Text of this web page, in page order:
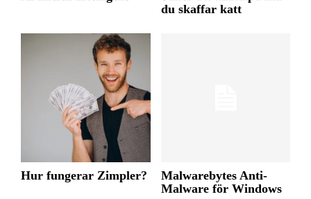
du skaffar katt
Hur fungerar Zimpler?
Malwarebytes Anti-
Malware för Windows